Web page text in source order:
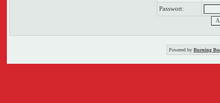
Passwort:
Powered by Burning